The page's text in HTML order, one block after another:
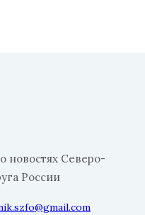
новостях Северо-
России